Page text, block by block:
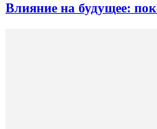
Влияние на будущее: